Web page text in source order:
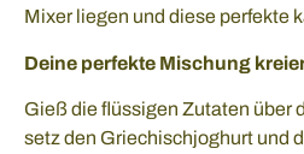
Mixer liegen und diese perfekte
Deine perfekte Mischung
Gieß die flüssigen Zutaten über
setz den Griechischjoghurt und